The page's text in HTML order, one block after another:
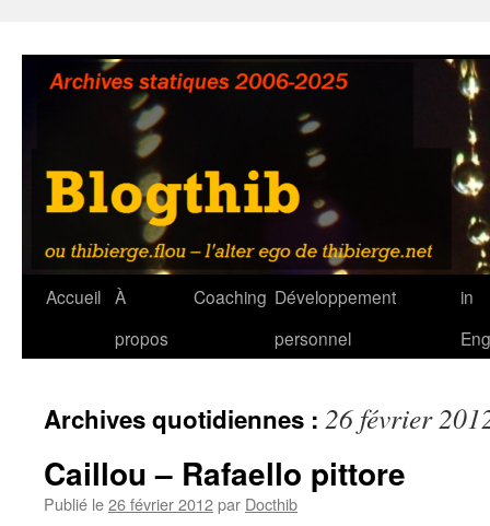
contenu
Accueil À
propos
Coaching Développement
personnel
in
Archives quotidiennes : 26 février
Caillou – Rafaello pittore
Publié le26 février 2012par Docthib